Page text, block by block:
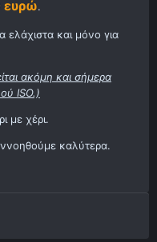
ευρώ.
και μόνο για
ακόμη και σήμερα
ISO.)
με χέρι.
καλύτερα.